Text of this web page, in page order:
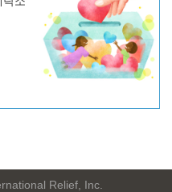
Relief, Inc.